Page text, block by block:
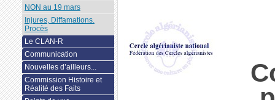
NON au 19 mars
Injures, Diffamations.
Procès
Le CLAN-R
Communication
Nouvelles d’ailleurs...
Commission Histoire et
Réalité des Faits